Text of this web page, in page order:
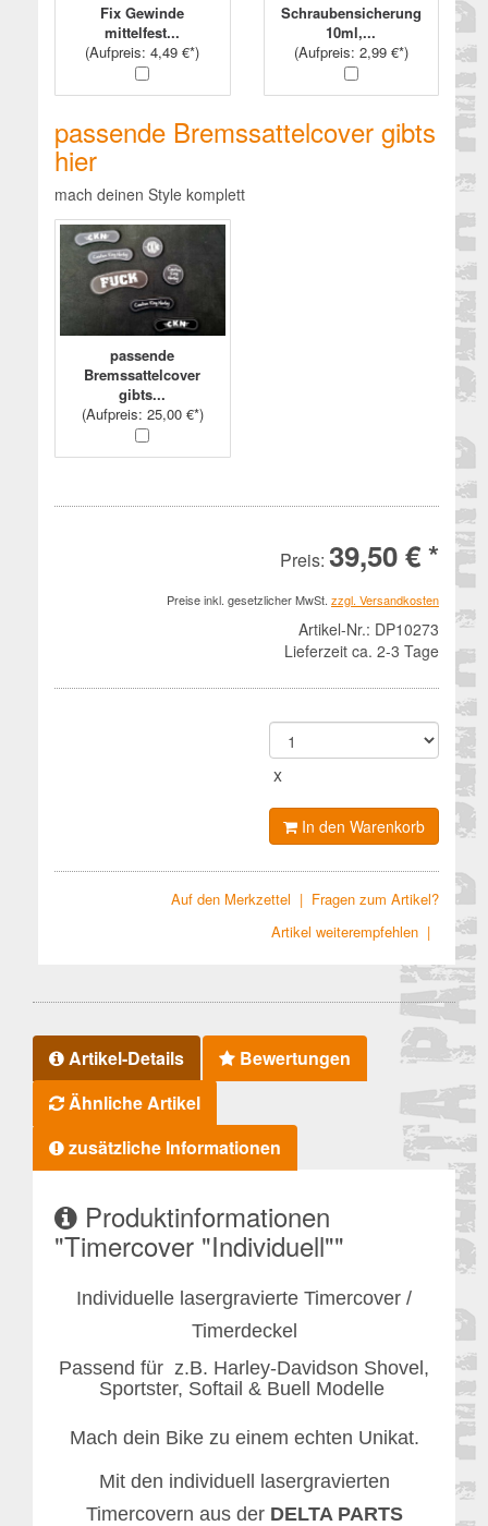
Fix Gewinde
mittelfest...
(Aufpreis: 4,49 €*)
Schraubensicherung
10ml,...
(Aufpreis: 2,99 €*)
passende Bremssattelcover gibts
hier
mach deinen Style komplett
passende
Bremssattelcover
gibts...
(Aufpreis: 25,00 €*)
Preis: 39,50 € *
Preise inkl. gesetzlicher MwSt. zzgl. Versandkosten
Artikel-Nr.: DP10273
Lieferzeit ca. 2-3 Tage
x
In den Warenkorb
Fragen zum Artikel?
Auf den Merkzettel |
Artikel weiterempfehlen |
Artikel-Details
Bewertungen
Ähnliche Artikel
zusätzliche Informationen
Produktinformationen
"Timercover "Individuell""
Individuelle lasergravierte Timercover /
Timerdeckel
Passend für z.B. Harley-Davidson Shovel,
Sportster, Softail & Buell Modelle
Mach dein Bike zu einem echten Unikat.
Mit den individuell lasergravierten
Timercovern aus der DELTA PARTS